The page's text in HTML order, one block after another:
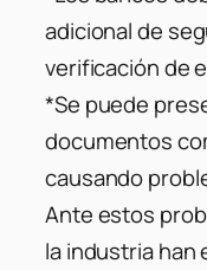
adicional de
verificación de
*Se puede
documentos
causando
Ante estos
la industria han